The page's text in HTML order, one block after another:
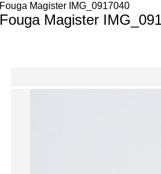
Fouga Magister IMG_0917040
Fouga Magister